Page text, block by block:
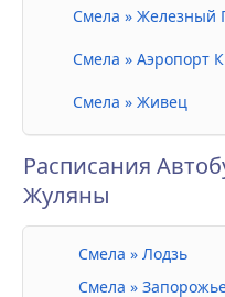
Смела » Железный
Смела » Аэропорт
Смела » Живец
Расписания
Жуляны
Смела » Лодзь
Смела »